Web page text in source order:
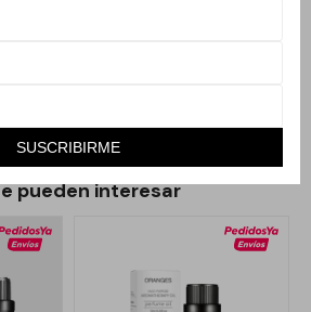
SUSCRIBIRME
pueden interesar